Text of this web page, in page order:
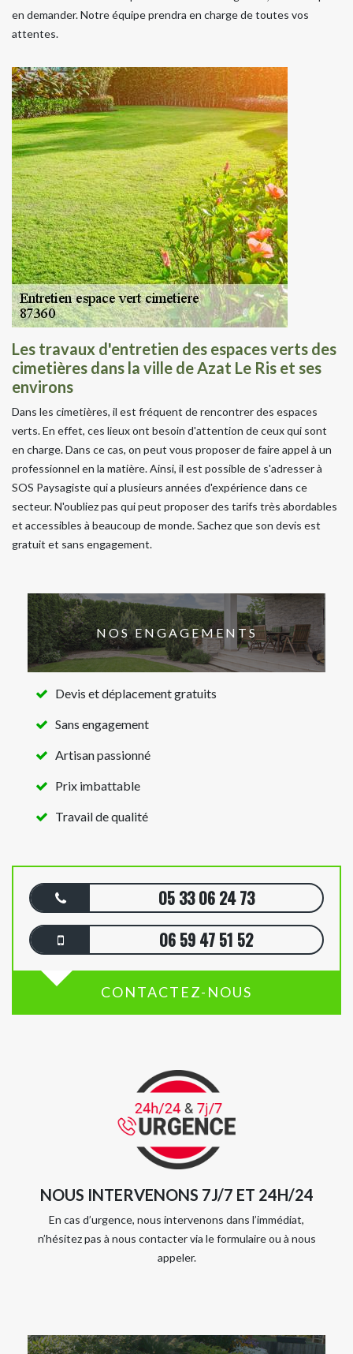
en demander. Notre équipe prendra en charge de toutes vos
attentes.
Les travaux d'entretien des espaces verts des
cimetières dans la ville de Azat Le Ris et ses
environs
Dans les cimetières, il est fréquent de rencontrer des espaces
verts. En effet, ces lieux ont besoin d'attention de ceux qui sont
en charge. Dans ce cas, on peut vous proposer de faire appel à un
professionnel en la matière. Ainsi, il est possible de s'adresser à
SOS Paysagiste qui a plusieurs années d'expérience dans ce
secteur. N'oubliez pas qui peut proposer des tarifs très abordables
et accessibles à beaucoup de monde. Sachez que son devis est
gratuit et sans engagement.
NOS ENGAGEMENTS
Devis et déplacement gratuits
Sans engagement
Artisan passionné
Prix imbattable
Travail de qualité
05 33 06 24 73
06 59 47 51 52
CONTACTEZ-NOUS
NOUS INTERVENONS 7J/7 ET 24H/24
En cas d’urgence, nous intervenons dans l’immédiat,
n’hésitez pas à nous contacter via le formulaire ou à nous
appeler.